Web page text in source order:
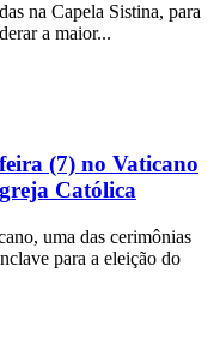
na Capela Sistina, para
a maior...
(7) no Vaticano
Católica
uma das cerimônias
para a eleição do